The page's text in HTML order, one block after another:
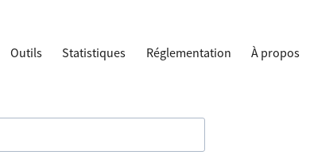
Outils Statistiques Réglementation À propos